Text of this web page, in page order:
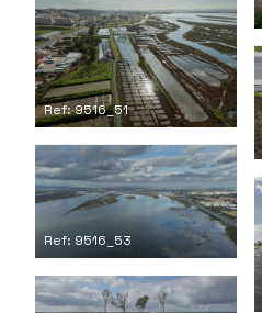
Ref: 9516_51
Ref: 9516_53